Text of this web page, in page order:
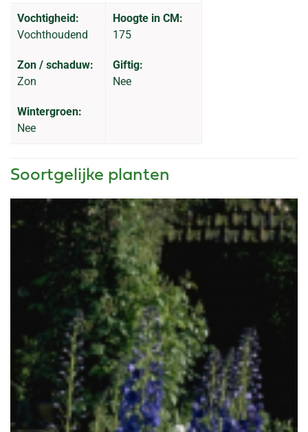
Vochtigheid:
Vochthoudend
Zon / schaduw:
Zon
Wintergroen:
Nee
Hoogte in CM:
175
Giftig:
Nee
Soortgelijke planten